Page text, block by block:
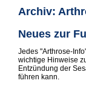
Archiv:
Neues zur
Jedes "Arthrose-
wichtige Hinweise
Entzündung der
führen kann.